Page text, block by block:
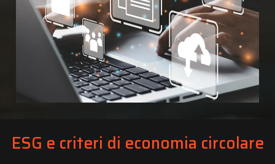
ESG e criteri di economia circolare